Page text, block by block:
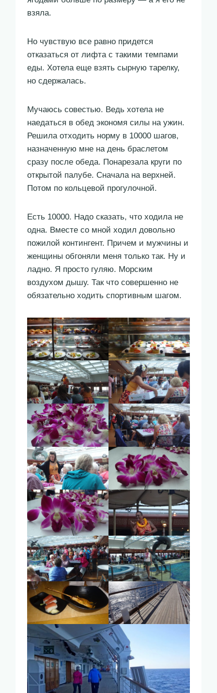
взяла.
Но чувствую все равно придется
отказаться от лифта с такими темпами
еды. Хотела еще взять сырную тарелку,
но сдержалась.
Мучаюсь совестью. Ведь хотела не
наедаться в обед экономя силы на ужин.
Решила отходить норму в 10000 шагов,
назначенную мне на день браслетом
сразу после обеда. Понарезала круги по
открытой палубе. Сначала на верхней.
Потом по кольцевой прогулочной.
Есть 10000. Надо сказать, что ходила не
одна. Вместе со мной ходил довольно
пожилой контингент. Причем и мужчины и
женщины обгоняли меня только так. Ну и
ладно. Я просто гуляю. Морским
воздухом дышу. Так что совершенно не
обязательно ходить спортивным шагом.